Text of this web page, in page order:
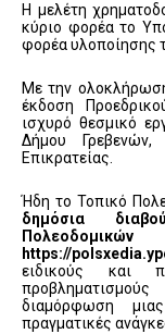
Η μελέτη
κύριο φορέα το
φορέα υλοποίησης
Με την
έκδοση
ισχυρό θεσμικό
Δήμου
Επικρατείας.
Ήδη το Τοπικό
δημόσια
https://
ειδικούς και
διαμόρφωση
πραγματικές